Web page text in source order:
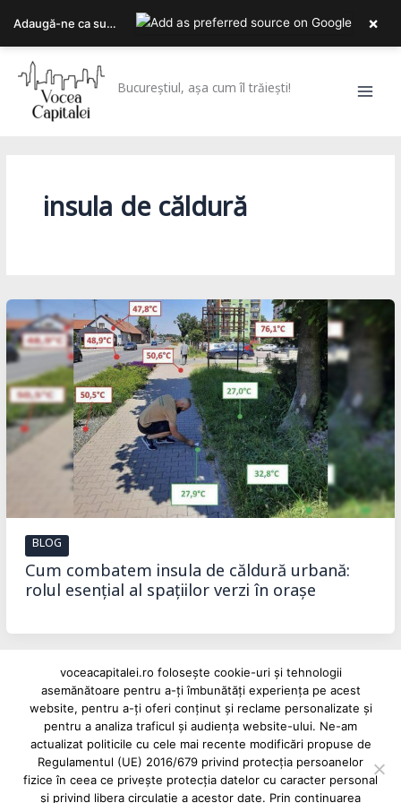
content
Bucureștiul, așa cum îl trăiești!
insula de căldură
BLOG
Cum combatem insula de căldură urbană:
rolul esențial al spațiilor verzi în orașe
Reclame și advertoriale pe Vocea Capitalei
Powered byINFINITUS ADVERTISING
Adaugă-ne ca sursa ta preferată pe Google ×
voceacapitalei.ro folosește cookie-uri și tehnologii
asemănătoare pentru a-ți îmbunătăți experiența pe acest
website, pentru a-ți oferi conținut și reclame personalizate și
pentru a analiza traficul și audiența website-ului. Ne-am
actualizat politicile cu cele mai recente modificări propuse de
Regulamentul (UE) 2016/679 privind protecția persoanelor
fizice în ceea ce privește protecția datelor cu caracter personal
și privind libera circulație a acestor date. Prin continuarea